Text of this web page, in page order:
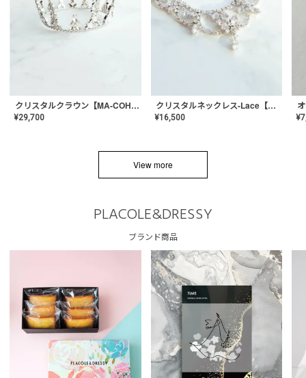
クリスタルクラウン【MA-COHD-01】韓国風クラウン/ウェディングクラウン/ティアラ
¥29,700
クリスタルネックレス-Lace【MA-CONL-02】
¥16,500 ¥
View more
PLACOLE&DRESSY
ブランド商品